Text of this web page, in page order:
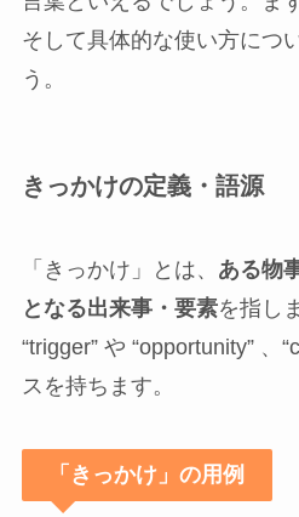
そして具体的な使い方につ
う。
きっかけの定義・語源
「きっかけ」とは、 ある物
となる出来事・要素を指し
“trigger” や “opportunity” 、
スを持ちます。
「きっかけ」の用例